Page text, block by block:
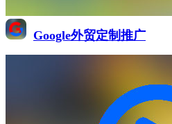
Google外贸定制推广